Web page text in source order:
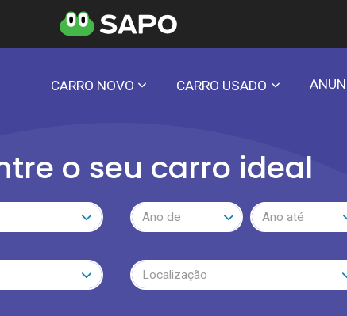
CARRO NOVO CARRO USADO
o seu carro ideal
Ano de Ano até
Localização